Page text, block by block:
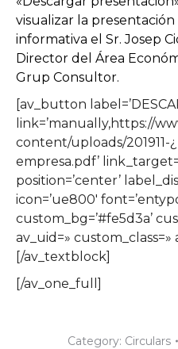
visualizar la
informativa el Sr. Josep
Director del Área
Grup Consultor.
[av_button
link=’manually,https://
content/uploads/201911-
empresa.pdf’
position=’center’
icon=’ue800′
custom_bg=’#fe5d3a’
av_uid=»
[/av_textblock]
[/av_one_full]
Category: Circulars